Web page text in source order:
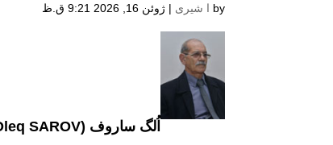
by ا شیری |ژوئن 16, 2026 9:21 ق.ظ
اُلگ ساروف (SAROV